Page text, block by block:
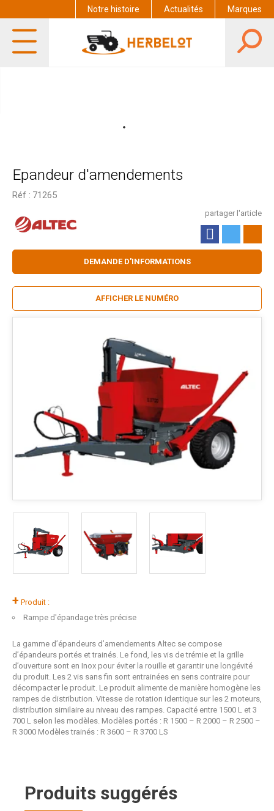
Notre histoire Actualités Marques
Epandeur d'amendements
Réf : 71265
+ Produit :
Rampe d'épandage très précise
partager l'article
La gamme d’épandeurs d’amendements Altec se compose
d’épandeurs portés et trainés. Le fond, les vis de trémie et la grille
d’ouverture sont en Inox pour éviter la rouille et garantir une longévité
du produit. Les 2 vis sans fin sont entrainées en sens contraire pour
décompacter le produit. Le produit alimente de manière homogène les
rampes de distribution. Vitesse de rotation identique sur les 2 moteurs,
distribution similaire au niveau des rampes. Capacité entre 1500 L et 3
700 L selon les modèles. Modèles portés : R 1500 – R 2000 – R 2500 –
R 3000 Modèles trainés : R 3600 – R 3700 LS
DEMANDE D'INFORMATIONS
AFFICHER LE NUMÉRO
Produits suggérés